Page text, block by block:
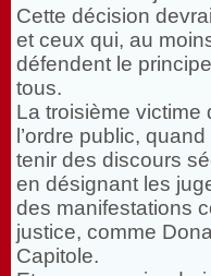
Cette décision
et ceux qui, au
défendent le
tous.
La troisième victime
l’ordre public,
tenir des discours
en désignant les
des manifestations
justice, comme
Capitole.